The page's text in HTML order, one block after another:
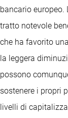
bancario europeo.
tratto notevole
che ha favorito
la leggera
possono
sostenere i propri
livelli di